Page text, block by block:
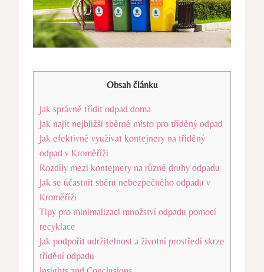
Obsah článku
Jak správně třídit odpad doma
Jak najít nejbližší sběrné místo pro tříděný odpad
Jak efektivně využívat kontejnery na tříděný
odpad v Kroměříži
Rozdíly mezi kontejnery na různé druhy odpadu
Jak se účastnit sběru nebezpečného odpadu v
Kroměříži
Tipy pro minimalizaci množství odpadu pomocí
recyklace
Jak podpořit udržitelnost a životní prostředí skrze
třídění odpadu